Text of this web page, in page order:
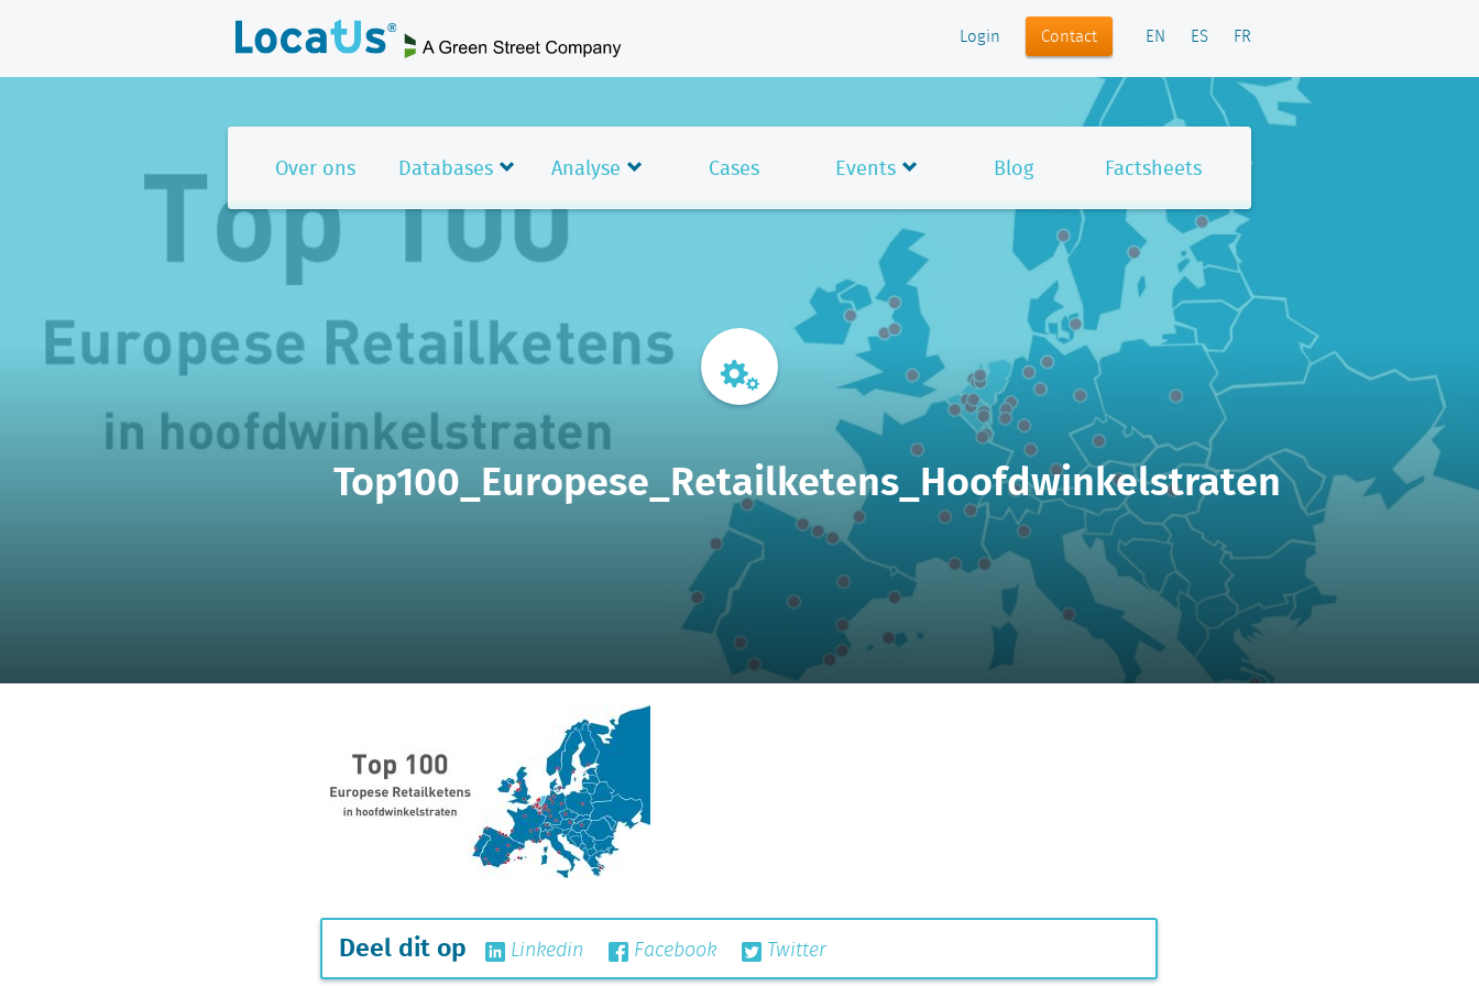
Login Contact EN ES FR
Over ons Databases Analyse Cases Events Blog Factsheets
Top100_Europese_Retailketens_Hoofdwinkelstraten
Deel dit op Linkedin Facebook Twitter